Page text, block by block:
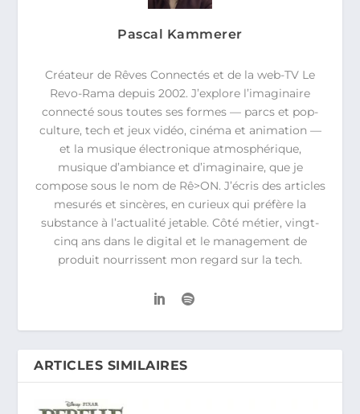
Pascal Kammerer
Créateur de Rêves Connectés et de la web-TV Le
Revo-Rama depuis 2002. J’explore l’imaginaire
connecté sous toutes ses formes — parcs et pop-
culture, tech et jeux vidéo, cinéma et animation —
et la musique électronique atmosphérique,
musique d’ambiance et d’imaginaire, que je
compose sous le nom de Rê>ON. J’écris des articles
mesurés et sincères, en curieux qui préfère la
substance à l’actualité jetable. Côté métier, vingt-
cinq ans dans le digital et le management de
produit nourrissent mon regard sur la tech.
ARTICLES SIMILAIRES